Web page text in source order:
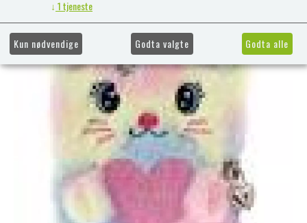
↓ 1tjeneste
Kun nødvendige Godta valgte Godta alle